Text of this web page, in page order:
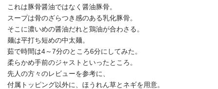
これは豚骨醤油ではなく醤油豚骨。
スープは骨のざらつき感のある乳化豚骨。
そこに濃いめの醤油だれと鶏油が合わさる。
麺は平打ち短めの中太麺。
茹で時間は4～7分のところ6分にしてみた。
柔らかめ手前のジャストといったところ。
先人の方々のレビューを参考に、
付属トッピング以外に、ほうれん草とネギを用意。